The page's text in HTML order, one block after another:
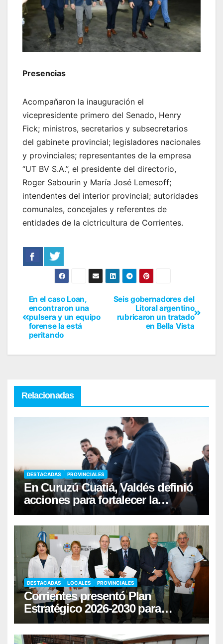
Presencias
Acompañaron la inauguración el
vicepresidente primero del Senado, Henry
Fick; ministros, secretarios y subsecretarios
del gabinete provincial; legisladores nacionales
y provinciales; representantes de la empresa
“UT BV S.A.”, el presidente del directorio,
Roger Sabourin y María José Lemesoff;
intendentes del interior provincial; autoridades
comunales, concejales y referentes de
entidades de la cictricultura de Corrientes.
Seis gobernadores del
Litoral argentino
rubricaron un tratado
en Bella Vista
En el caso Loan,
encontraron una
pulsera y un equipo
forense la está
peritando
Relacionadas
DESTACADAS PROVINCIALES
En Curuzú Cuatiá, Valdés definió
acciones para fortalecer la
infraestructura hídrica
DESTACADAS LOCALES PROVINCIALES
Corrientes presentó Plan
Estratégico 2026-2030 para
fortalecer la donación de órganos